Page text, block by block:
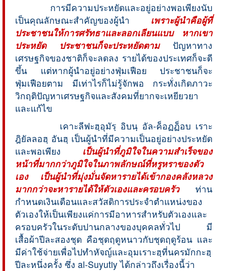
การมีความประหยัดและอยู่อย่างพอเพียงนับ
เป็นคุณลักษณะสำคัญของผู้นำ เพราะผู้นำคือผู้ที่
ประชาชนให้การศรัทธาและลอกเลียนแบบ หากเขา
ประหยัด ประชาชนก็จะประหยัดตามปัญหาทาง
เศรษฐกิจของชาติก็จะลดลง รายได้ของประเทศก็จะดี
ขึ้น แต่หากผู้นำอยู่อย่างฟุ่มเฟือย ประชาชนก็จะ
ฟุ่มเฟือยตาม มีเท่าไรก็ไม่รู้จักพอ กระทั่งเกิดภาวะ
วิกฤติปัญหาเศรษฐกิจและสังคมที่ยากจะเหยียวยา
และแก้ไข
เคาะลีฟะฮฺอุมัรฺ อิบนฺ อัล-ค็อฏฏ็อบ เราะ
ฎิยัลลอฮฺ อันฮฺ เป็นผู้นำที่มีความเป็นอยู่อย่างประหยัด
และพอเพียง เป็นผู้นำที่ภูมิใจในความสำเร็จของ
หน้าที่มากกว่าภูมิใจในภาพลักษณ์ที่หรูหราของตัว
เอง เป็นผู้นำที่มุ่งมั่นจัดหารายได้เข้ากองคลังหลวง
มากกว่าจะหารายได้ให้ตัวเองและครอบครัว ท่าน
กำหนดเงินเดือนและสวัสดิการประจำตำแหน่งของ
ตัวเองให้เป็นเพียงแค่การมีอาหารสำหรับตัวเองและ
ครอบครัวในระดับปานกลางของบุคคลทั่วไป มี
เสื้อผ้าปีละสองชุด คือชุดฤดูหนาวกับชุดฤดูร้อน และ
มีค่าใช้จ่ายเพื่อไปทำหัจญ์และอุมเราะฮฺที่นครมักกะฮฺ
ปีละหนึ่งครั้ง ซึ่ง al-Suyutiy ได้กล่าวถึงเรื่องนี้ว่า